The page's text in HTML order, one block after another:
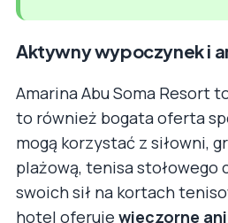
Aktywny wypoczynek i
Amarina Abu Soma Resort
to również bogata oferta
mogą korzystać z siłowni,
plażową, tenisa stołowego
swoich sił na kortach
hotel oferuje wieczorne